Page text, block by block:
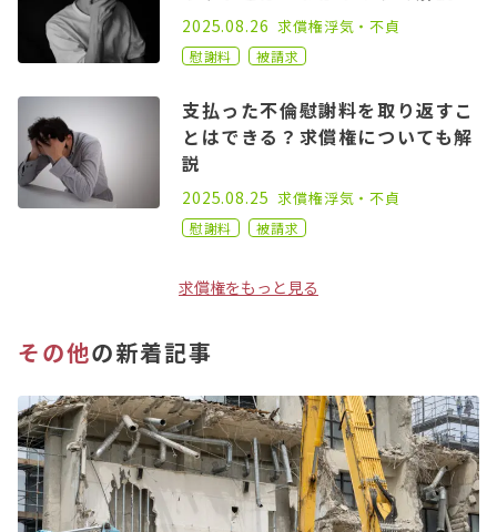
2022.09.21
2025.08.26 求償権浮気・不貞
慰謝料 被請求
支払った不倫慰謝料を取り返すこ
とはできる？求償権についても解
説
2022.09.21
2025.08.25 求償権浮気・不貞
慰謝料 被請求
求償権をもっと見る
その他の新着記事